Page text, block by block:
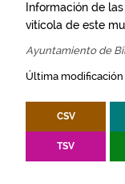
Información de
vitícola de este
Ayuntamiento de
Última
CSV
TSV